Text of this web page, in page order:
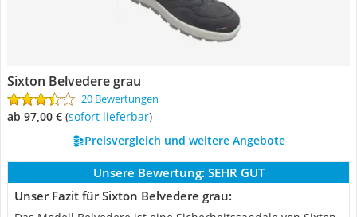
Sixton Belvedere grau
20 Bewertungen
ab 97,00 € ( Sofort lieferbar)
Preisvergleich und weitere Angebote
Unsere Bewertung: SEHR GUT
Unser Fazit für Sixton Belvedere grau: